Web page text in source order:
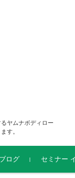
ヤムナボディロー
す。
ブログ セミナー